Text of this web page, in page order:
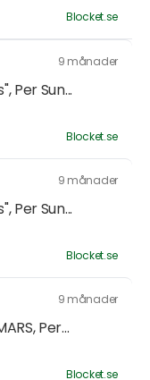
Blocket.se
9 månader
Per Sun...
Blocket.se
9 månader
Per Sun...
Blocket.se
9 månader
Per...
Blocket.se